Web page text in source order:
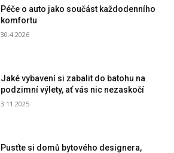
Péče o auto jako součást každodenního
komfortu
30.4.2026
Jaké vybavení si zabalit do batohu na
podzimní výlety, ať vás nic nezaskočí
3.11.2025
Pusťte si domů bytového designera,